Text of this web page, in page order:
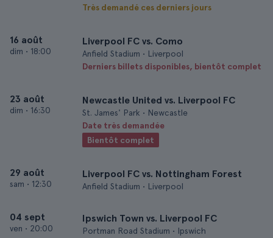
Très demandé ces derniers jours
16 août
dim • 18:00
Liverpool FC vs. Como
Anfield Stadium • Liverpool
Derniers billets disponibles, bientôt complet
23 août
dim • 16:30
Newcastle United vs. Liverpool FC
St. James' Park • Newcastle
Date très demandée
Bientôt complet
29 août
sam • 12:30
Liverpool FC vs. Nottingham Forest
Anfield Stadium • Liverpool
04 sept
ven • 20:00
Ipswich Town vs. Liverpool FC
Portman Road Stadium • Ipswich